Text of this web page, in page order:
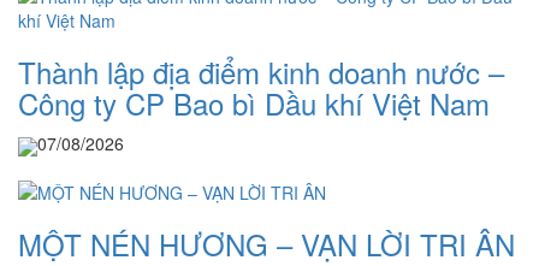
Thành lập địa điểm kinh doanh nước –
Công ty CP Bao bì Dầu khí Việt Nam
07/08/2026
MỘT NÉN HƯƠNG – VẠN LỜI TRI ÂN